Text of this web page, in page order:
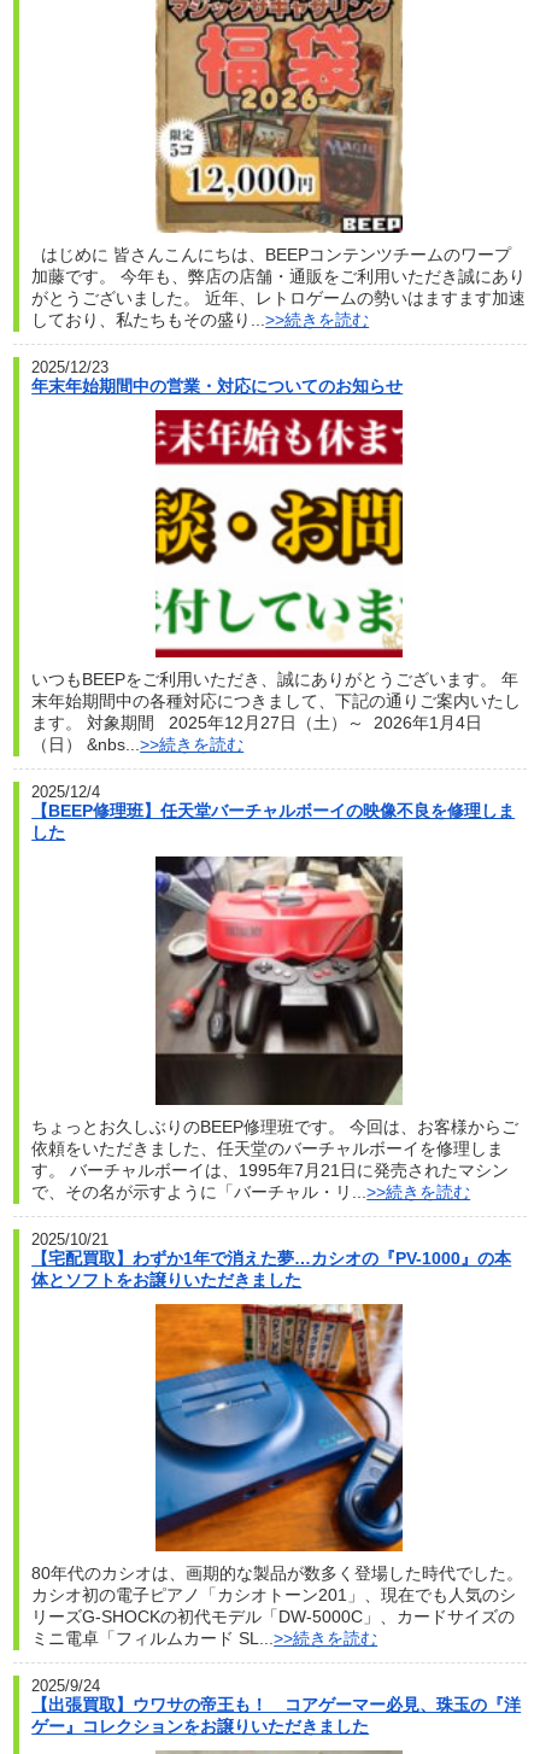
はじめに 皆さんこんにちは、BEEPコンテンツチームのワープ
加藤です。 今年も、弊店の店舗・通販をご利用いただき誠にあり
がとうございました。 近年、レトロゲームの勢いはますます加速
しており、私たちもその盛り...>>続きを読む
2025/12/23
年末年始期間中の営業・対応についてのお知らせ
いつもBEEPをご利用いただき、誠にありがとうございます。 年
末年始期間中の各種対応につきまして、下記の通りご案内いたし
ます。 対象期間 2025年12月27日（土）～ 2026年1月4日
（日） &nbs...>>続きを読む
2025/12/4
【BEEP修理班】任天堂バーチャルボーイの映像不良を修理しま
した
ちょっとお久しぶりのBEEP修理班です。 今回は、お客様からご
依頼をいただきました、任天堂のバーチャルボーイを修理しま
す。 バーチャルボーイは、1995年7月21日に発売されたマシン
で、その名が示すように「バーチャル・リ...>>続きを読む
2025/10/21
【宅配買取】わずか1年で消えた夢…カシオの『PV-1000』の本
体とソフトをお譲りいただきました
80年代のカシオは、画期的な製品が数多く登場した時代でした。
カシオ初の電子ピアノ「カシオトーン201」、現在でも人気のシ
リーズG-SHOCKの初代モデル「DW-5000C」、カードサイズの
ミニ電卓「フィルムカード SL...>>続きを読む
2025/9/24
【出張買取】ウワサの帝王も！ コアゲーマー必見、珠玉の『洋
ゲー』コレクションをお譲りいただきました